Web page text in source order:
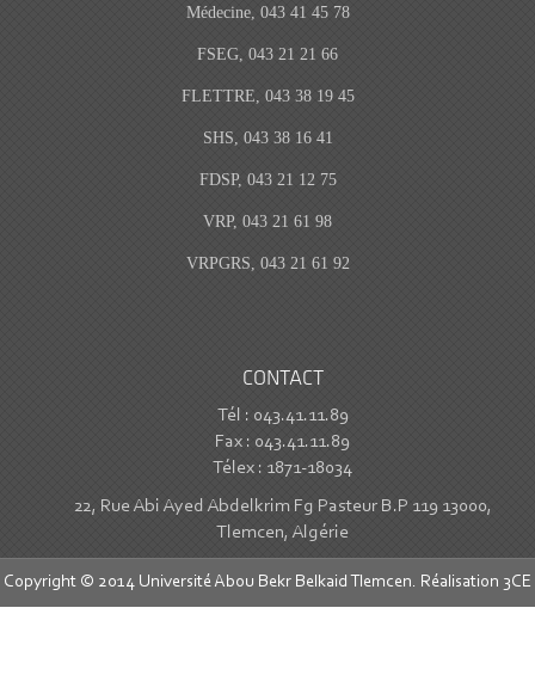
Médecine, 043 41 45 78
FSEG, 043 21 21 66
FLETTRE, 043 38 19 45
SHS, 043 38 16 41
FDSP, 043 21 12 75
VRP, 043 21 61 98
VRPGRS, 043 21 61 92
CONTACT
Tél : 043.41.11.89
Fax : 043.41.11.89
Télex : 1871-18034
22, Rue Abi Ayed Abdelkrim Fg Pasteur B.P 119 13000,
Tlemcen, Algérie
Copyright © 2014 Université Abou Bekr Belkaid Tlemcen. Réalisation 3CE